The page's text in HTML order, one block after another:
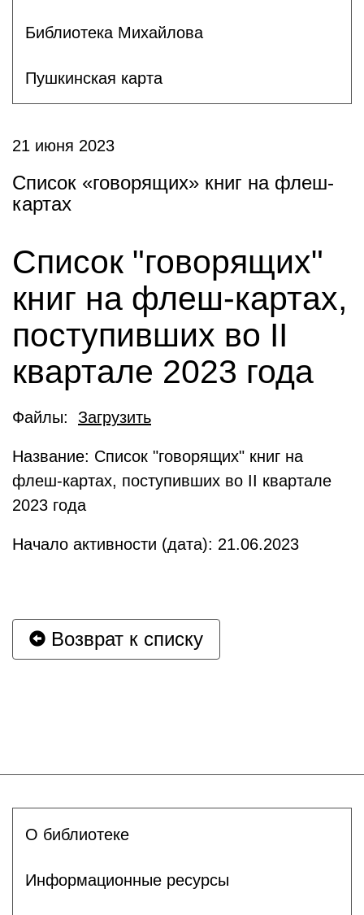
Библиотека Михайлова
Пушкинская карта
21 июня 2023
Список «говорящих» книг на флеш-
картах
Список "говорящих"
книг на флеш-картах,
поступивших во II
квартале 2023 года
Файлы: Загрузить
Название: Список "говорящих" книг на
флеш-картах, поступивших во II квартале
2023 года
Начало активности (дата): 21.06.2023
Возврат к списку
О библиотеке
Информационные ресурсы